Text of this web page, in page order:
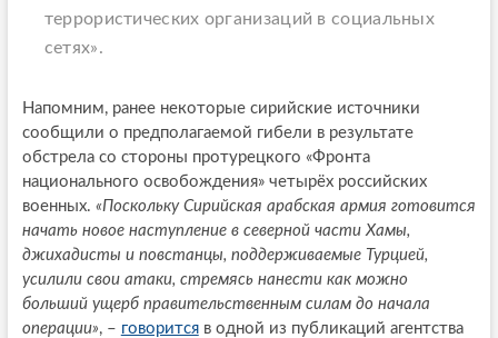
террористических организаций в социальных
сетях».
Напомним, ранее некоторые сирийские источники
сообщили о предполагаемой гибели в результате
обстрела со стороны протурецкого «Фронта
национального освобождения» четырёх российских
военных. «Поскольку Сирийская арабская армия готовится
начать новое наступление в северной части Хамы,
джихадисты и повстанцы, поддерживаемые Турцией,
усилили свои атаки, стремясь нанести как можно
больший ущерб правительственным силам до начала
операции», – говоритсяв одной из публикаций агентства